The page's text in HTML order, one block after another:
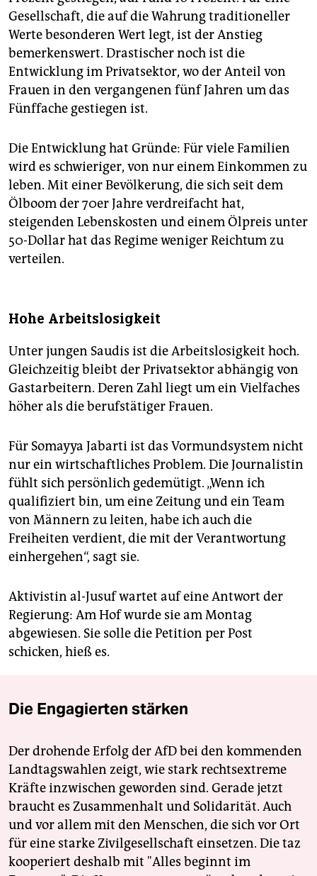
Gesellschaft, die auf die Wahrung traditioneller
Werte besonderen Wert legt, ist der Anstieg
bemerkenswert. Drastischer noch ist die
Entwicklung im Privatsektor, wo der Anteil von
Frauen in den vergangenen fünf Jahren um das
Fünffache gestiegen ist.
Die Entwicklung hat Gründe: Für viele Familien
wird es schwieriger, von nur einem Einkommen zu
leben. Mit einer Bevölkerung, die sich seit dem
Ölboom der 70er Jahre verdreifacht hat,
steigenden Lebenskosten und einem Ölpreis unter
50-Dollar hat das Regime weniger Reichtum zu
verteilen.
Hohe Arbeitslosigkeit
Unter jungen Saudis ist die Arbeitslosigkeit hoch.
Gleichzeitig bleibt der Privatsektor abhängig von
Gastarbeitern. Deren Zahl liegt um ein Vielfaches
höher als die berufstätiger Frauen.
Für Somayya Jabarti ist das Vormundsystem nicht
nur ein wirtschaftliches Problem. Die Journalistin
fühlt sich persönlich gedemütigt. „Wenn ich
qualifiziert bin, um eine Zeitung und ein Team
von Männern zu leiten, habe ich auch die
Freiheiten verdient, die mit der Verantwortung
einhergehen“, sagt sie.
Aktivistin al-Jusuf wartet auf eine Antwort der
Regierung: Am Hof wurde sie am Montag
abgewiesen. Sie solle die Petition per Post
schicken, hieß es.
Die Engagierten stärken
Der drohende Erfolg der AfD bei den kommenden
Landtagswahlen zeigt, wie stark rechtsextreme
Kräfte inzwischen geworden sind. Gerade jetzt
braucht es Zusammenhalt und Solidarität. Auch
und vor allem mit den Menschen, die sich vor Ort
für eine starke Zivilgesellschaft einsetzen. Die taz
kooperiert deshalb mit "Alles beginnt im